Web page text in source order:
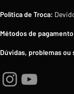
Política de Troca:
Métodos de
Dúvidas, problemas ou